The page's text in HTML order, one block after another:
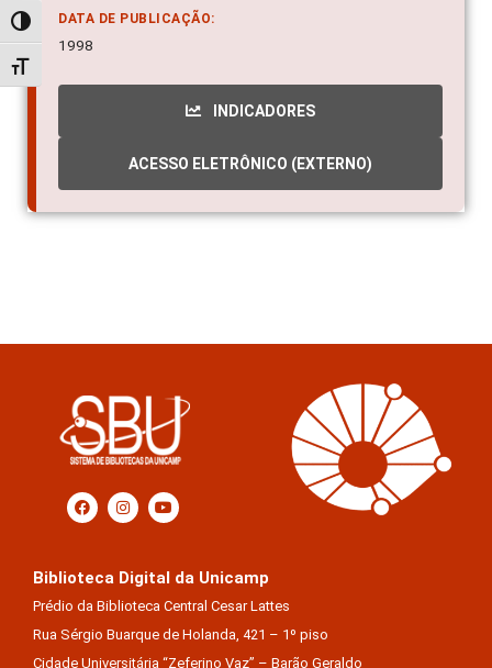
Alternar alto contraste
Alternar tamanho da fonte
DATA DE PUBLICAÇÃO:
1998
INDICADORES
ACESSO ELETRÔNICO (EXTERNO)
Biblioteca Digital da Unicamp
Prédio da Biblioteca Central Cesar Lattes
Rua Sérgio Buarque de Holanda, 421 – 1º piso
Cidade Universitária “Zeferino Vaz” – Barão Geraldo